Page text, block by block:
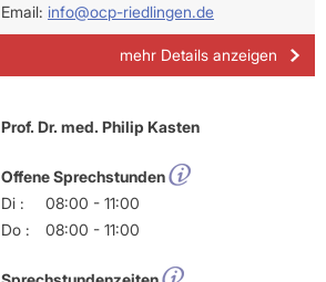
Email: info@ocp-riedlingen.de
mehr Details anzeigen
Prof. Dr. med. Philip Kasten
Offene Sprechstunden
Di :
08:00 - 11:00
Do :
08:00 - 11:00